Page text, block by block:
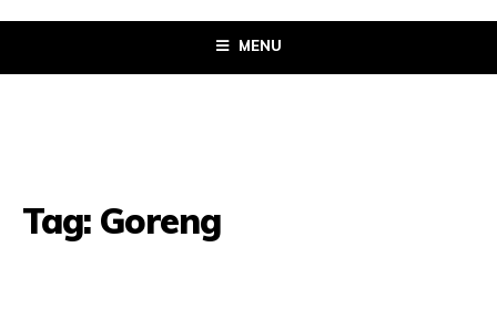
MENU
Tag: Goreng